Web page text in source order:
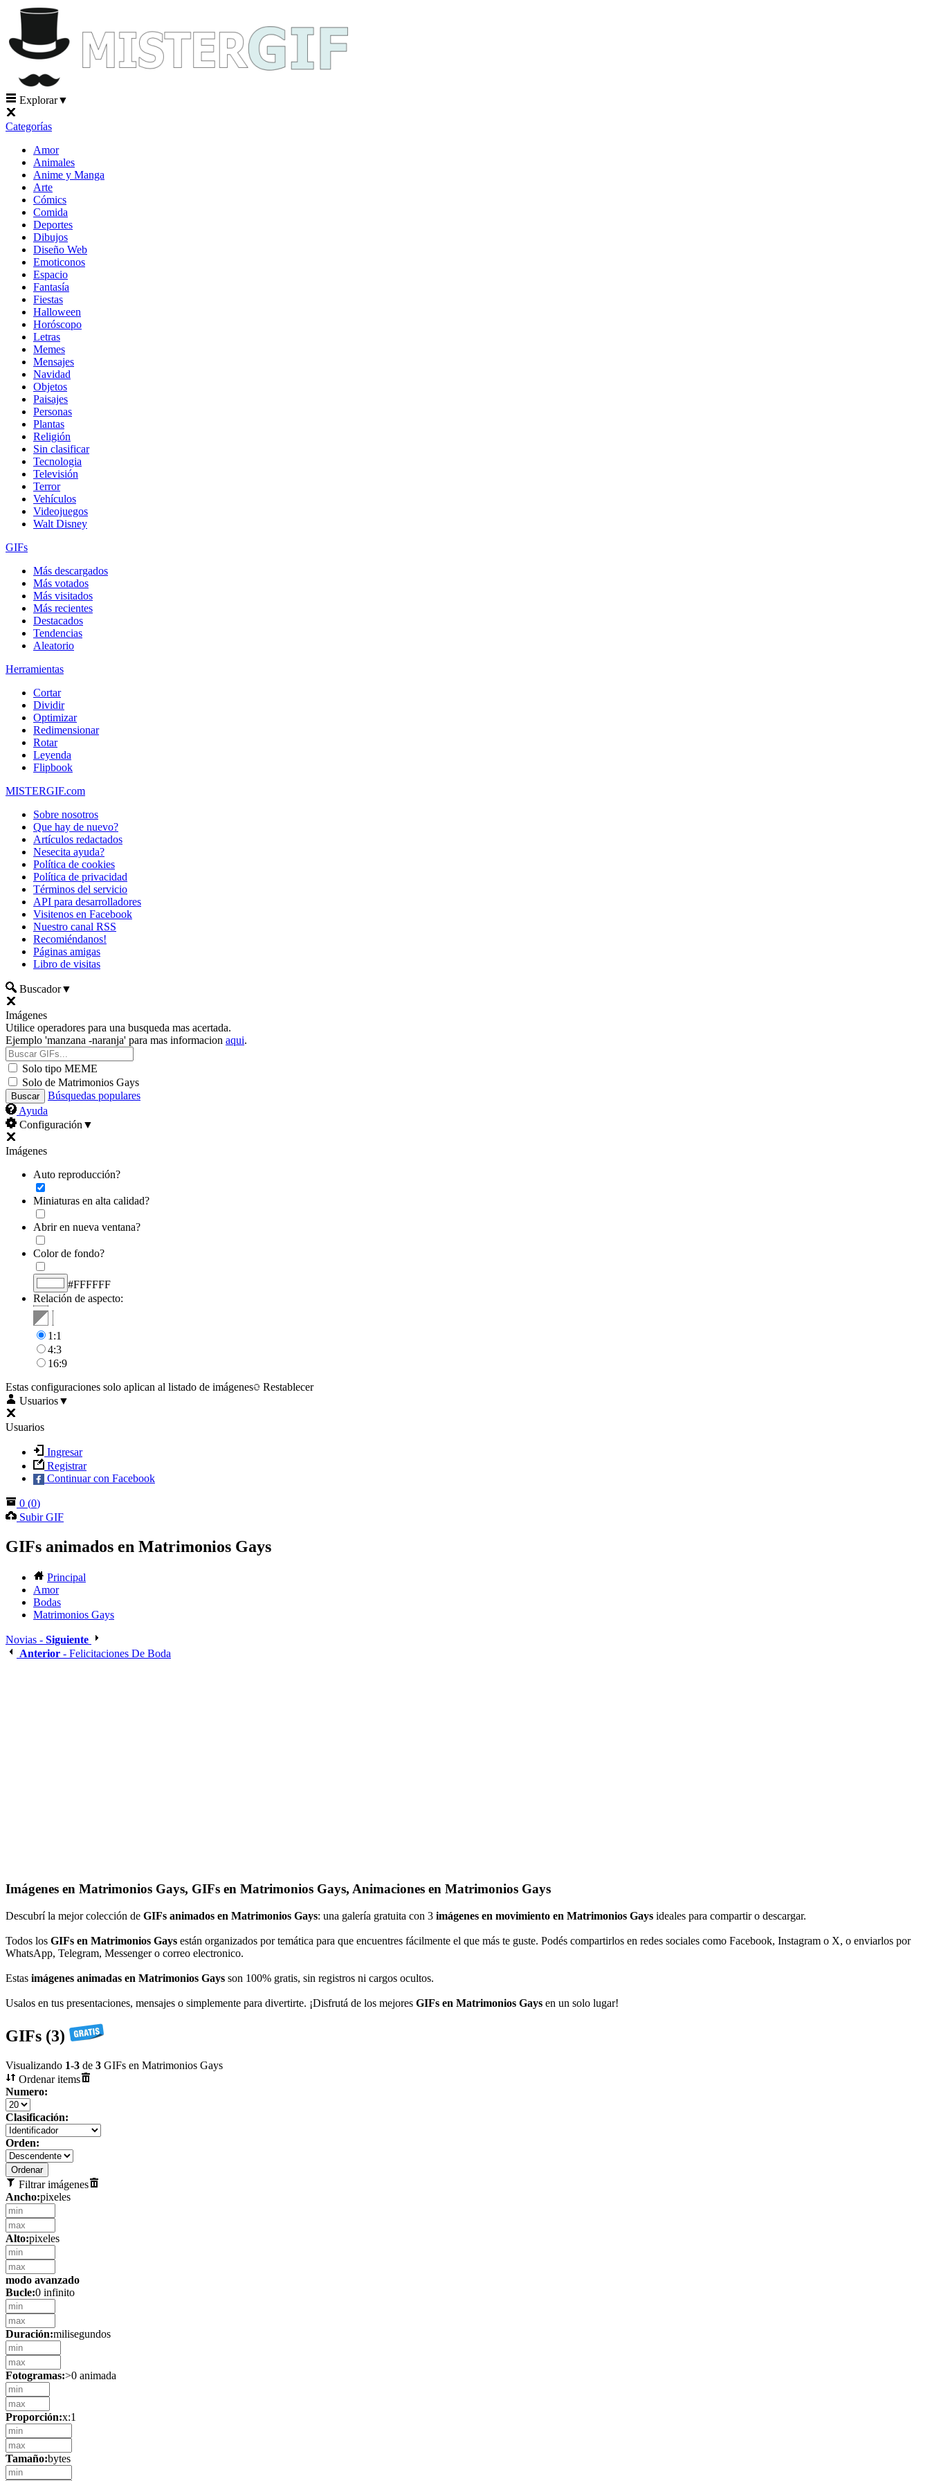
Explorar▼
Categorías
Amor
Animales
Anime y Manga
Arte
Cómics
Comida
Deportes
Dibujos
Diseño Web
Emoticonos
Espacio
Fantasía
Fiestas
Halloween
Horóscopo
Letras
Memes
Mensajes
Navidad
Objetos
Paisajes
Personas
Plantas
Religión
Sin clasificar
Tecnologia
Televisión
Terror
Vehículos
Videojuegos
Walt Disney
GIFs
Más descargados
Más votados
Más visitados
Más recientes
Destacados
Tendencias
Aleatorio
Herramientas
Cortar
Dividir
Optimizar
Redimensionar
Rotar
Leyenda
Flipbook
MISTERGIF.com
Sobre nosotros
Que hay de nuevo?
Artículos redactados
Nesecita ayuda?
Política de cookies
Política de privacidad
Términos del servicio
API para desarrolladores
Visitenos en Facebook
Nuestro canal RSS
Recomiéndanos!
Páginas amigas
Libro de visitas
Buscador▼
Imágenes
Utilice operadores para una busqueda mas acertada.
Ejemplo 'manzana -naranja' para mas informacion aqui.
Solo tipo MEME
Solo de Matrimonios Gays
Búsquedas populares
Ayuda
Configuración ▼
Imágenes
Auto reproducción?
Miniaturas en alta calidad?
Abrir en nueva ventana?
Color de fondo?
#FFFFFF
Relación de aspecto:
1:1
4:3
16:9
Estas configuraciones solo aplican al listado de imágenes
Restablecer
Usuarios▼
Usuarios
Ingresar
Registrar
Continuar con Facebook
0 (0)
Subir GIF
GIFs animados en Matrimonios Gays
Principal
Amor
Bodas
Matrimonios Gays
Novias - Siguiente
Anterior - Felicitaciones De Boda
Imágenes en Matrimonios Gays, GIFs en Matrimonios Gays, Animaciones en Matrimonios Gays
Descubrí la mejor colección de GIFs animados en Matrimonios Gays: una galería gratuita con 3 imágenes en movimiento en Matrimonios Gays ideales para compartir o descargar.
Todos los GIFs en Matrimonios Gays están organizados por temática para que encuentres fácilmente el que más te guste. Podés compartirlos en redes sociales como Facebook, Instagram o X, o enviarlos por
WhatsApp, Telegram, Messenger o correo electronico.
Estas imágenes animadas en Matrimonios Gays son 100% gratis, sin registros ni cargos ocultos.
Usalos en tus presentaciones, mensajes o simplemente para divertirte. ¡Disfrutá de los mejores GIFs en Matrimonios Gays en un solo lugar!
GIFs (3)
Visualizando 1-3 de 3 GIFs en Matrimonios Gays
Ordenar items
Numero:
Clasificación:
Orden:
Filtrar imágenes
Ancho:pixeles
Alto:pixeles
modo avanzado
Bucle:0 infinito
Duración:milisegundos
Fotogramas:>0 animada
Proporción:x:1
Tamaño:bytes